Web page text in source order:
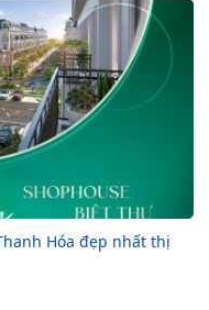
Hóa đẹp nhất thị